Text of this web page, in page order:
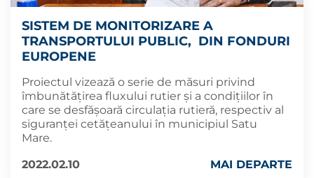
SISTEM DE MONITORIZARE A
TRANSPORTULUI PUBLIC, DIN FONDURI
EUROPENE
Proiectul vizează o serie de măsuri privind
îmbunătăţirea fluxului rutier şi a condiţiilor în
care se desfăşoară circulaţia rutieră, respectiv al
siguranţei cetăţeanului în municipiul Satu
Mare.
2022.02.10
MAI DEPARTE